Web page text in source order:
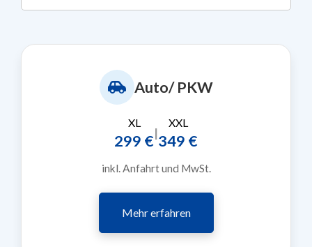
Auto/ PKW
XL
299 €|
XXL
349 €
inkl. Anfahrt und MwSt.
Mehr erfahren